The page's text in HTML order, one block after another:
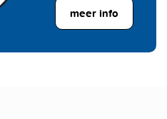
meer info